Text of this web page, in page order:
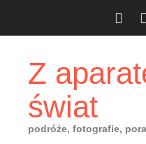
Z
świat
podróże, fotografie,